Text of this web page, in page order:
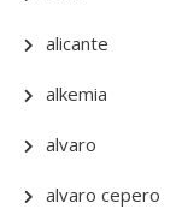
alicante
alkemia
alvaro
alvaro cepero